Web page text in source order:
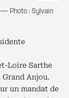
— Photo : Sylvain
Loire Sarthe
Anjou.
un mandat de